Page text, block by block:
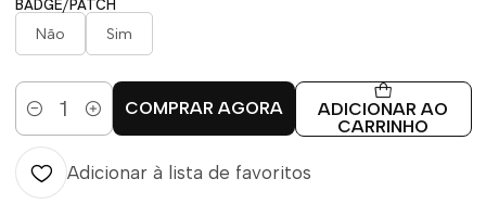
BADGE/PATCH
Não
Sim
Quantidade
ADICIONAR AO
CARRINHO
COMPRAR AGORA
Adicionar à lista de favoritos